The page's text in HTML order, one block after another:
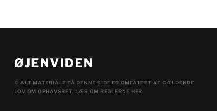
© ALT MATERIALE PÅ DENNE SIDE ER OMFATTET AF GÆLDENDE
LOV OM OPHAVSRET. LÆS OM REGLERNE HER.